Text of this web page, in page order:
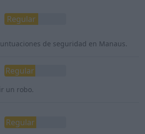
Regular
de seguridad en Manaus.
Regular
un robo.
Regular